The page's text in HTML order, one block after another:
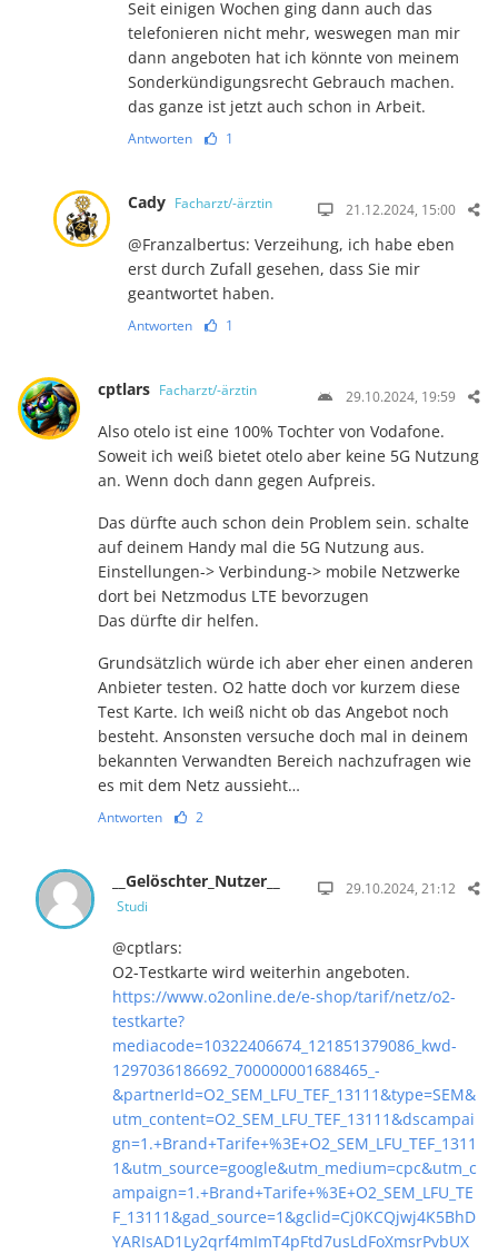
Seit einigen Wochen ging dann auch das
telefonieren nicht mehr, weswegen man mir
dann angeboten hat ich könnte von meinem
Sonderkündigungsrecht Gebrauch machen.
das ganze ist jetzt auch schon in Arbeit.
Antworten 1
Cady Facharzt/-ärztin 21.12.2024, 15:00
@Franzalbertus: Verzeihung, ich habe eben
erst durch Zufall gesehen, dass Sie mir
geantwortet haben.
Antworten 1
cptlars Facharzt/-ärztin 29.10.2024, 19:59
Also otelo ist eine 100% Tochter von Vodafone.
Soweit ich weiß bietet otelo aber keine 5G Nutzung
an. Wenn doch dann gegen Aufpreis.
Das dürfte auch schon dein Problem sein. schalte
auf deinem Handy mal die 5G Nutzung aus.
Einstellungen-> Verbindung-> mobile Netzwerke
dort bei Netzmodus LTE bevorzugen
Das dürfte dir helfen.
Grundsätzlich würde ich aber eher einen anderen
Anbieter testen. O2 hatte doch vor kurzem diese
Test Karte. Ich weiß nicht ob das Angebot noch
besteht. Ansonsten versuche doch mal in deinem
bekannten Verwandten Bereich nachzufragen wie
es mit dem Netz aussieht…
Antworten 2
__Gelöschter_Nutzer__
Studi
29.10.2024, 21:12
@cptlars:
O2-Testkarte wird weiterhin angeboten.
https://www.o2online.de/e-shop/tarif/netz/o2-
testkarte?
mediacode=10322406674_121851379086_kwd-
1297036186692_700000001688465_-
&partnerId=O2_SEM_LFU_TEF_13111&type=SEM&
utm_content=O2_SEM_LFU_TEF_13111&dscampai
gn=1.+Brand+Tarife+%3E+O2_SEM_LFU_TEF_1311
1&utm_source=google&utm_medium=cpc&utm_c
ampaign=1.+Brand+Tarife+%3E+O2_SEM_LFU_TE
F_13111&gad_source=1&gclid=Cj0KCQjwj4K5BhD
YARIsAD1Ly2qrf4mImT4pFtd7usLdFoXmsrPvbUX